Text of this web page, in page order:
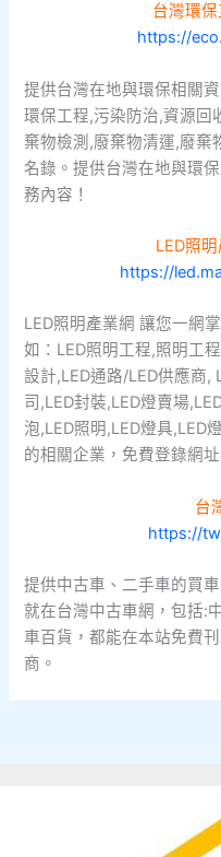
台灣環
https://
提供台灣在地與環保相關
環保工程,污染防治,資源回
棄物檢測,廢棄物清運,廢棄
名錄。提供台灣在地與環
務內容！
LED照
https://
LED照明產業網 讓您一網
如：LED照明工程,照明工
設計,LED通路/LED供應商,
司,LED封裝,LED燈賣場
泡,LED照明,LED燈具,LED
的相關企業，免費登錄網
台
https://
提供中古車、二手車的買
就在台灣中古車網，包括:
車百貨，都能在本站免費
商。